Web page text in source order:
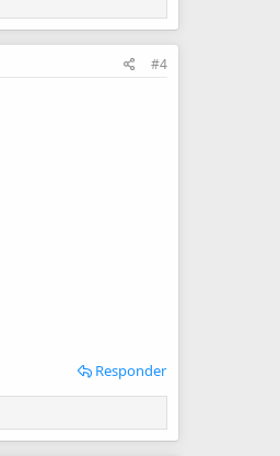
#4
Responder